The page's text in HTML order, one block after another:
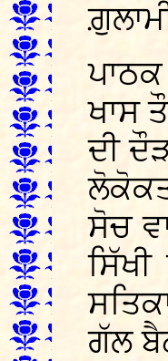
ਖਾਸ
ਦੀ
ਸੋਚ
ਗੱਲ